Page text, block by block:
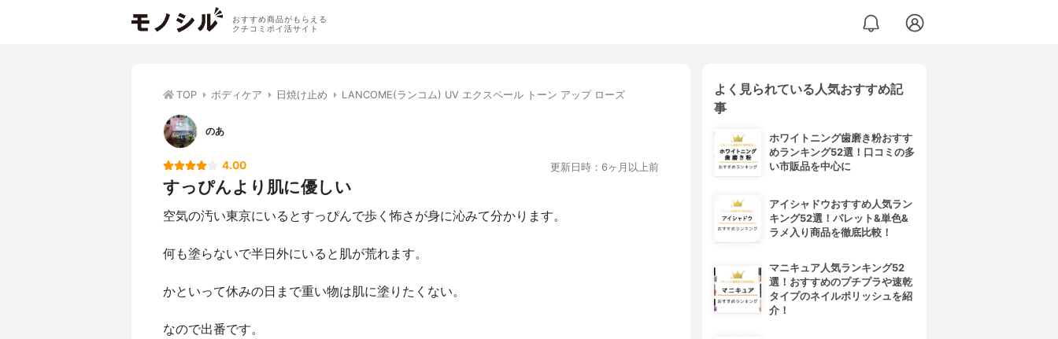
おすすめ商品がもらえる
クチコミポイ活サイト
TOP ボディケア 日焼け止め LANCOME(ランコム) UV エクスペール トーン アップ ローズ
のあ
4.00 更新日時：6ヶ月以上前
すっぴんより肌に優しい
空気の汚い東京にいるとすっぴんで歩く怖さが身に沁みて分かります。
何も塗らないで半日外にいると肌が荒れます。
かといって休みの日まで重い物は肌に塗りたくない。
なので出番です。
よく見られている人気おすすめ記
事
ホワイトニング歯磨き粉おすす
めランキング52選！口コミの多
い市販品を中心に
アイシャドウおすすめ人気ラン
キング52選！パレット&単色&
ラメ入り商品を徹底比較！
マニキュア人気ランキング52
選！おすすめのプチプラや速乾
タイプのネイルポリッシュを紹
介！